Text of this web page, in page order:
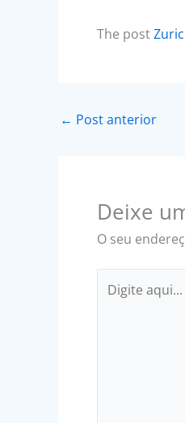
The post
← Post anterior
Deixe
O seu
aqui...